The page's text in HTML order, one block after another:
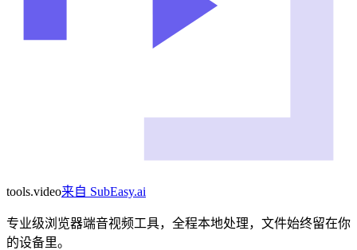
tools.video来自 SubEasy.ai
专业级浏览器端音视频工具，全程本地处理，文件始终留在你
的设备里。